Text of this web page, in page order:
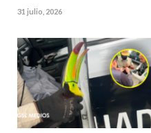
31 julio, 2026